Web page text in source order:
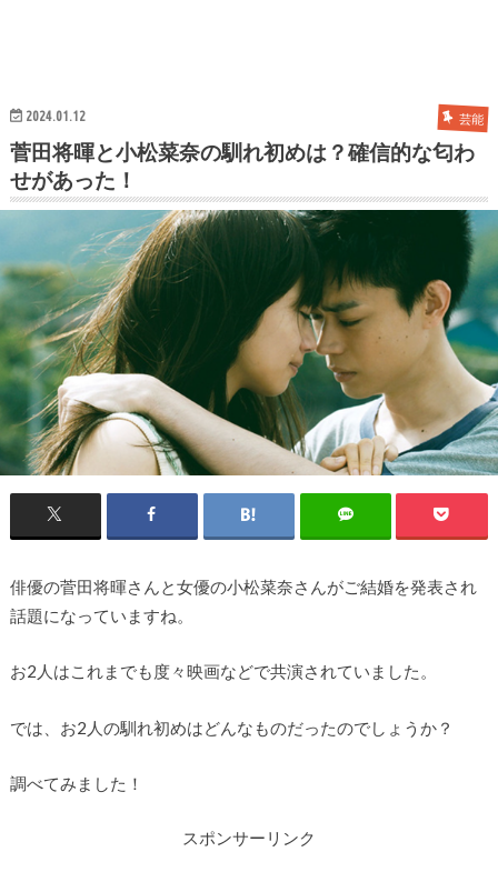
2024.01.12 芸能
菅田将暉と小松菜奈の馴れ初めは？確信的な匂わ
せがあった！
俳優の菅田将暉さんと女優の小松菜奈さんがご結婚を発表され
話題になっていますね。
お2人はこれまでも度々映画などで共演されていました。
では、お2人の馴れ初めはどんなものだったのでしょうか？
調べてみました！
スポンサーリンク